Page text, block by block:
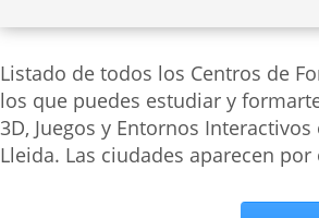
Listado de todos los Centros de
los que puedes estudiar y
3D, Juegos y Entornos
Lleida. Las ciudades aparecen